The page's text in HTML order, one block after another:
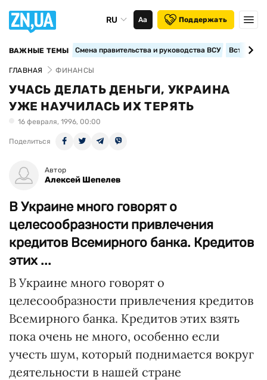
RU Аа Поддержать
ВАЖНЫЕ ТЕМЫ Смена правительства и руководства ВСУ
ГЛАВНАЯ ФИНАНСЫ
УЧАСЬ ДЕЛАТЬ ДЕНЬГИ, УКРАИНА
УЖЕ НАУЧИЛАСЬ ИХ ТЕРЯТЬ
16 февраля, 1996, 00:00
Поделиться
Автор
Алексей Шепелев
В Украине много говорят о
целесообразности привлечения
кредитов Всемирного банка. Кредитов
этих ...
В Украине много говорят о
целесообразности привлечения кредитов
Всемирного банка. Кредитов этих взять
пока очень не много, особенно если
учесть шум, который поднимается вокруг
деятельности в нашей стране